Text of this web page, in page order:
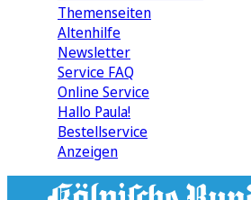
Themenseiten
Altenhilfe
Newsletter
Service FAQ
Online Service
Hallo Paula!
Bestellservice
Anzeigen